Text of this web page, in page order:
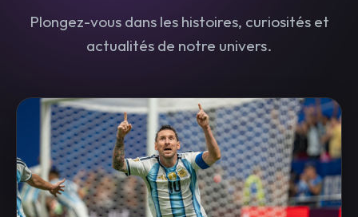
Plongez-vous dans les histoires, curiosités et
actualités de notre univers.